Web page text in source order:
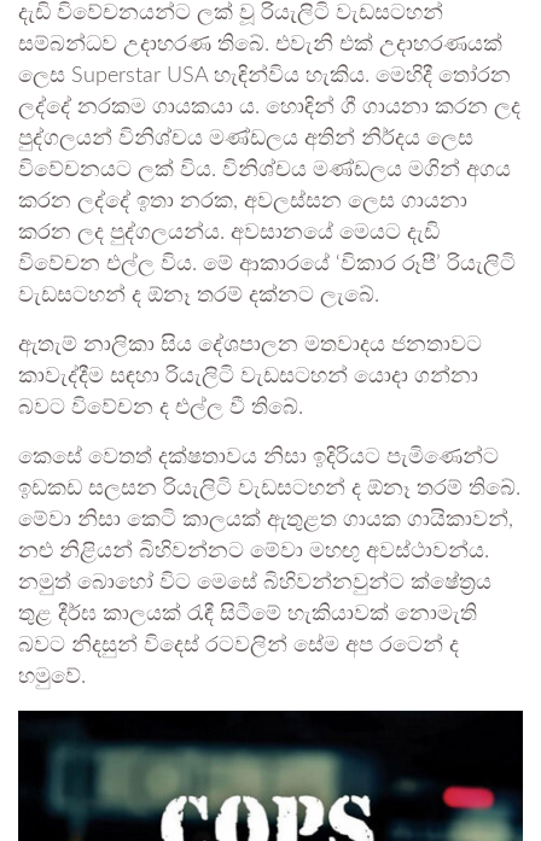
දැඩි විවේචනයන්ට ලක් වූ රියැලිටි වැඩසටහන්
සම්බන්ධව උදාහරණ තිබේ. එවැනි එක් උදාහරණයක්
ලෙස Superstar USA හැඳින්විය හැකිය. මෙහිදී තෝරන
ලද්දේ නරකම ගායකයා ය. හොඳින් ගී ගායනා කරන ලද
පුද්ගලයන් විනිශ්චය මණ්ඩලය අතින් නිර්දය ලෙස
විවේචනයට ලක් විය. විනිශ්චය මණ්ඩලය මගින් අගය
කරන ලද්දේ ඉතා නරක, අවලස්සන ලෙස ගායනා
කරන ලද පුද්ගලයන්ය. අවසානයේ මෙයට දැඩි
විවේචන එල්ල විය. මේ ආකාරයේ ‘විකාර රූපී’ රියැලිටි
වැඩසටහන් ද ඕනෑ තරම් දක්නට ලැබේ.
ඇතැම් නාලිකා සිය දේශපාලන මතවාදය ජනතාවට
කාවැද්දීම සඳහා රියැලිටි වැඩසටහන් යොදා ගන්නා
බවට විවේචන ද එල්ල වී තිබේ.
කෙසේ වෙතත් දක්ෂතාවය නිසා ඉදිරියට පැමිණෙන්ට
ඉඩකඩ සලසන රියැලිටි වැඩසටහන් ද ඕනෑ තරම් තිබේ.
මේවා නිසා කෙටි කාලයක් ඇතුළත ගායක ගායිකාවන්,
නළු නිළියන් බිහිවන්නට මේවා මහඟු අවස්ථාවන්ය.
නමුත් බොහෝ විට මෙසේ බිහිවන්නවුන්ට ක්ෂේත්‍රය
තුළ දීර්ඝ කාලයක් රැඳී සිටීමේ හැකියාවක් නොමැති
බවට නිදසුන් විදෙස් රටවලින් සේම අප රටෙන් ද
හමුවේ.